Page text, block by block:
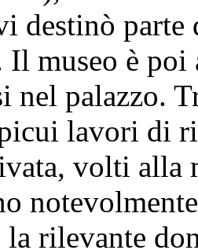
che la sua
tempo
la cui
destinò
Il museo è poi
nel palazzo.
lavori di